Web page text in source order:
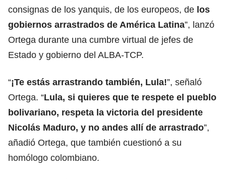
consignas de los yanquis, de los europeos, de los
gobiernos arrastrados de América Latina”, lanzó
Ortega durante una cumbre virtual de jefes de
Estado y gobierno del ALBA-TCP.
“¡Te estás arrastrando también, Lula!”, señaló
Ortega. “Lula, si quieres que te respete el pueblo
bolivariano, respeta la victoria del presidente
Nicolás Maduro, y no andes allí de arrastrado”,
añadió Ortega, que también cuestionó a su
homólogo colombiano.